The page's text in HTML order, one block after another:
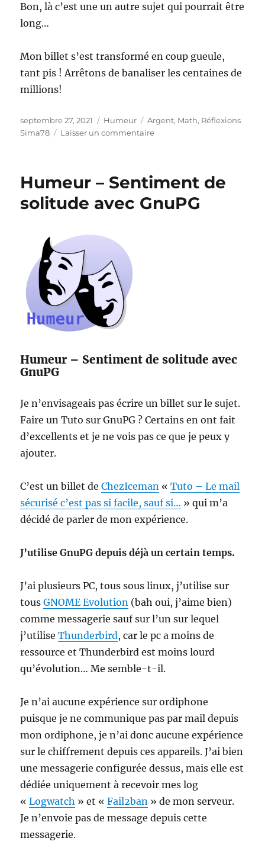
Bon, là c’est une un autre sujet qui pourrait être
long…
Mon billet s’est transformé en coup gueule,
tant pis ! Arrêtons de banaliser les centaines de
millions!
Publié
le
septembre 27, 2021 Catégories
Humeur Étiquettes
Argent, Math, Réflexions
Sima78
Laisser un commentairesur
de
Humeur – Sentiment de
solitude avec GnuPG
Humeur – Sentiment de solitude avec
GnuPG
Je n’envisageais pas écrire un billet sur le sujet.
Faire un Tuto sur GnuPG ? Certains en ont fait
d’excellents et je ne vois pas ce que je peux y
ajouter.
C’est un billet deChezIceman «Tuto – Le mail
sécurisé c’est pas si facile, sauf si… » qui m’a
décidé de parler de mon expérience.
J’utilise GnuPG depuis déjà un certain temps.
J’ai plusieurs PC, tous sous linux, j’utilise sur
tousGNOME Evolution (bah oui, j’aime bien)
comme messagerie sauf sur l’un sur lequel
j’utiliseThunderbird, car le pc a moins de
ressource et Thunderbird est moins lourd
qu’évolution… Me semble-t-il.
Je n’ai aucune expérience sur ordiphone
puisque je ne communique pas par mail depuis
mon ordiphone, je n’ai donc aucune expérience
sur le chiffrement depuis ces appareils. J’ai bien
une messagerie configurée dessus, mais elle est
dédiée uniquement à recevoir mes log
«Logwatch » et «Fail2ban » de mon serveur.
Je n’envoie pas de message depuis cette
messagerie.